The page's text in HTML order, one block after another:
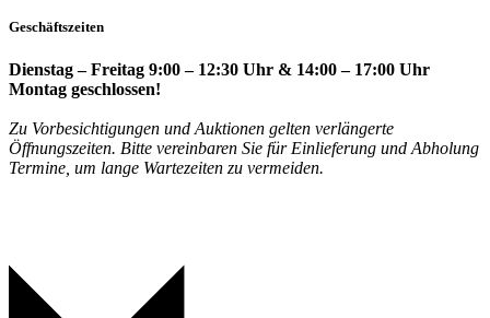
Geschäftszeiten
Dienstag – Freitag 9:00 – 12:30 Uhr & 14:00 – 17:00 Uhr
Montag geschlossen!
Zu Vorbesichtigungen und Auktionen gelten verlängerte
Öffnungszeiten. Bitte vereinbaren Sie für Einlieferung und Abholung
Termine, um lange Wartezeiten zu vermeiden.